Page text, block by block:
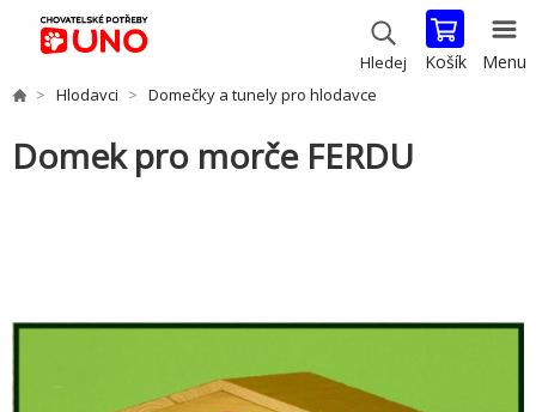
Hledej Košík Menu
Hlodavci Domečky a tunely pro hlodavce
Domek pro morče FERDU